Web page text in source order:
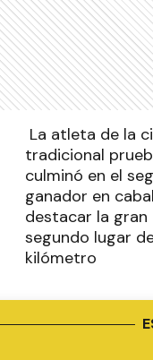
La atleta de la
tradicional
culminó en el
ganador en
destacar la gran
segundo lugar
kilómetro